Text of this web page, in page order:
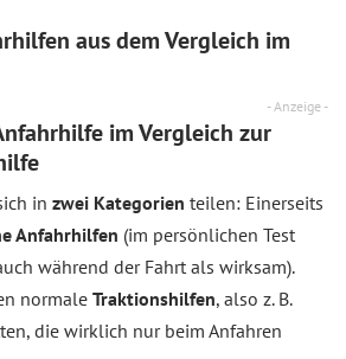
aus demVergleich im
- Anzeige -
im Vergleich zur
in zwei Kategorien teilen: Einerseits
Anfahrhilfen (im persönlichen Test
während der Fahrt als wirksam).
normale Traktionshilfen, also z. B.
die wirklich nur beim Anfahren